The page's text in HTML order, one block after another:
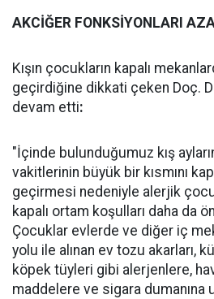
AKCİĞER FONKSİYONLARI
Kışın çocukların kapalı
geçirdiğine dikkati çeken Doç.
devam etti:
"İçinde bulunduğumuz kış
vakitlerinin büyük bir kısmını
geçirmesi nedeniyle alerjik
kapalı ortam koşulları daha da
Çocuklar evlerde ve diğer iç
yolu ile alınan ev tozu akarları,
köpek tüyleri gibi alerjenlere,
maddelere ve sigara dumanına